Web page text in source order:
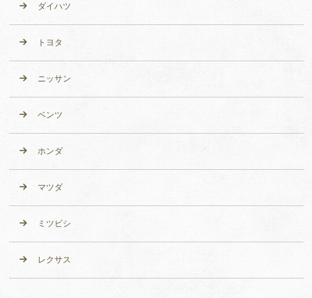
ダイハツ
トヨタ
ニッサン
ベンツ
ホンダ
マツダ
ミツビシ
レクサス